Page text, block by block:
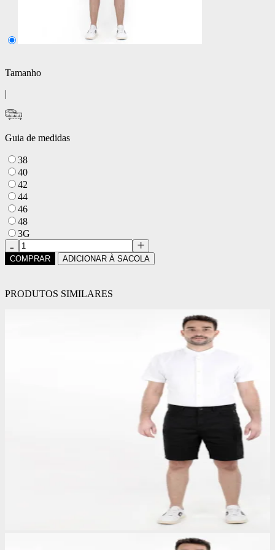
Tamanho
|
Guia de medidas
38
40
42
44
46
48
3G
COMPRAR ADICIONAR À SACOLA
PRODUTOS SIMILARES